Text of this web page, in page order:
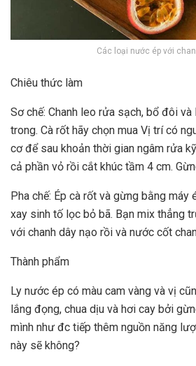
Các loại nước ép với
Chiêu thức làm
Sơ chế: Chanh leo rửa sạch, bổ đôi
trong. Cà rốt hãy chọn mua Vị trí có
cơ để sau khoản thời gian ngâm rửa
cả phần vỏ rồi cắt khúc tầm 4 cm.
Pha chế: Ép cà rốt và gừng bằng máy
xay sinh tố lọc bỏ bã. Bạn mix thẳng
với chanh dây nạo rồi và nước cốt
Thành phẩm
Ly nước ép có màu cam vàng và vị
lắng đọng, chua dịu và hơi cay bởi
mình như đc tiếp thêm nguồn năng
này sẽ không?